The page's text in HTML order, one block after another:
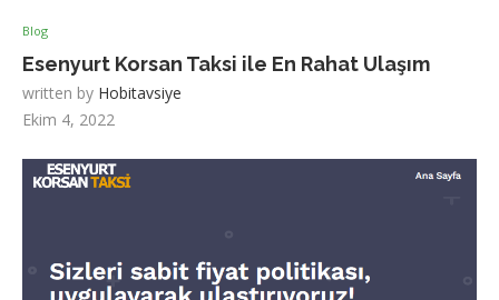
Blog
Esenyurt Korsan Taksi ile En Rahat Ulaşım
written by Hobitavsiye
Ekim 4, 2022